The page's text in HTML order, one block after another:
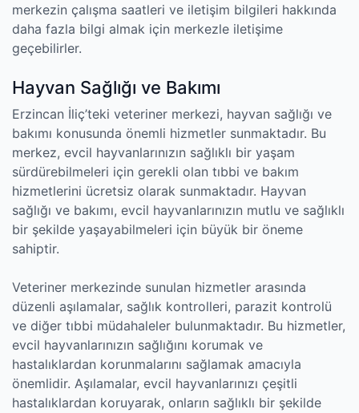
merkezin çalışma saatleri ve iletişim bilgileri hakkında
daha fazla bilgi almak için merkezle iletişime
geçebilirler.
Hayvan Sağlığı ve Bakımı
Erzincan İliç’teki veteriner merkezi, hayvan sağlığı ve
bakımı konusunda önemli hizmetler sunmaktadır. Bu
merkez, evcil hayvanlarınızın sağlıklı bir yaşam
sürdürebilmeleri için gerekli olan tıbbi ve bakım
hizmetlerini ücretsiz olarak sunmaktadır. Hayvan
sağlığı ve bakımı, evcil hayvanlarınızın mutlu ve sağlıklı
bir şekilde yaşayabilmeleri için büyük bir öneme
sahiptir.
Veteriner merkezinde sunulan hizmetler arasında
düzenli aşılamalar, sağlık kontrolleri, parazit kontrolü
ve diğer tıbbi müdahaleler bulunmaktadır. Bu hizmetler,
evcil hayvanlarınızın sağlığını korumak ve
hastalıklardan korunmalarını sağlamak amacıyla
önemlidir. Aşılamalar, evcil hayvanlarınızı çeşitli
hastalıklardan koruyarak, onların sağlıklı bir şekilde